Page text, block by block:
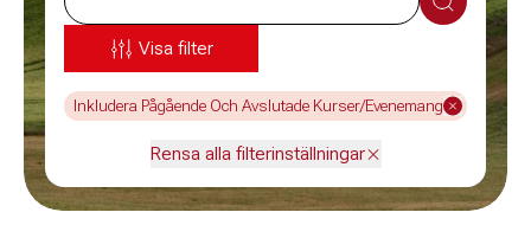
Sök
Visa filter
Inkludera Pågående Och Avslutade Kurser/Evenemang
Rensa alla filterinställningar